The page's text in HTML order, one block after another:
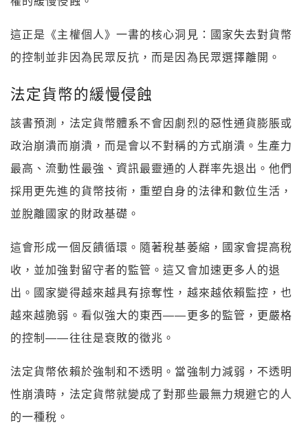
這正是《主權個人》一書的核心洞見：國家失去對貨幣
的控制並非因為民眾反抗，而是因為民眾選擇離開。
法定貨幣的緩慢侵蝕
該書預測，法定貨幣體系不會因劇烈的惡性通貨膨脹或
政治崩潰而崩潰，而是會以不對稱的方式崩潰。生產力
最高、流動性最強、資訊最靈通的人群率先退出。他們
採用更先進的貨幣技術，重塑自身的法律和數位生活，
並脫離國家的財政基礎。
這會形成一個反饋循環。隨著稅基萎縮，國家會提高稅
收，並加強對留守者的監管。這又會加速更多人的退
出。國家變得越來越具有掠奪性，越來越依賴監控，也
越來越脆弱。看似強大的東西——更多的監管，更嚴格
的控制——往往是衰敗的徵兆。
法定貨幣依賴於強制和不透明。當強制力減弱，不透明
性崩潰時，法定貨幣就變成了對那些最無力規避它的人
的一種稅。